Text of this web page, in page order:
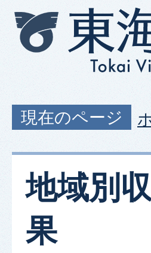
現在のページ
地域別
果